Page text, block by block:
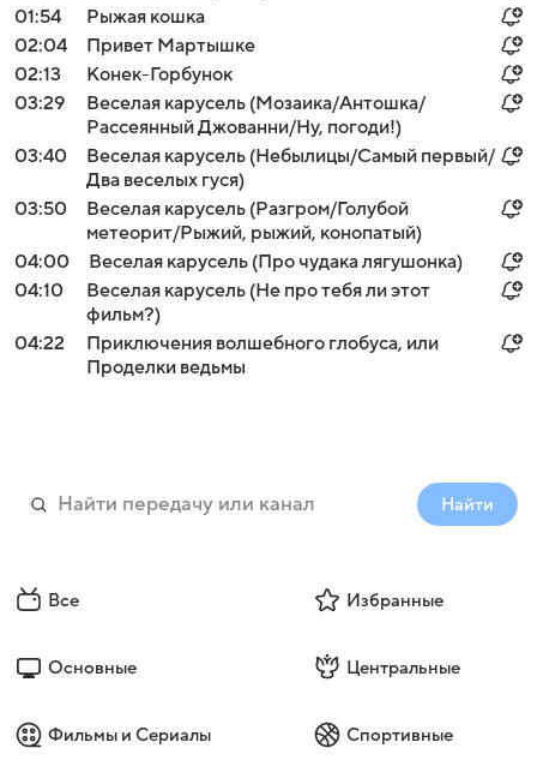
01:54
Рыжая кошка
02:04
Привет Мартышке
02:13
Конек-Горбунок
03:29
Веселая карусель (Мозаика/Антошка/
Рассеянный Джованни/Ну, погоди!)
03:40
Веселая карусель (Небылицы/Самый первый/
Два веселых гуся)
03:50
Веселая карусель (Разгром/Голубой
метеорит/Рыжий, рыжий, конопатый)
04:00
Веселая карусель (Про чудака лягушонка)
04:10
Веселая карусель (Не про тебя ли этот
фильм?)
04:22
Приключения волшебного глобуса, или
Проделки ведьмы
Найти
Все Избранные
Основные Центральные
Фильмы и Сериалы Спортивные